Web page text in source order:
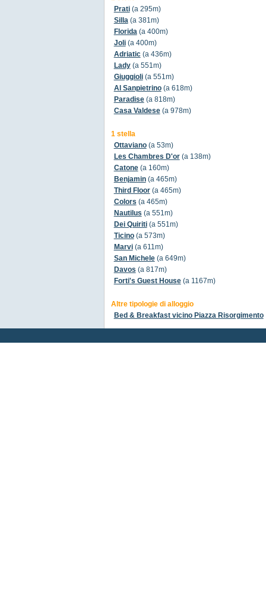
Prati(a 295m)
Silla(a 381m)
Florida(a 400m)
Joli(a 400m)
Adriatic(a 436m)
Lady(a 551m)
Giuggioli(a 551m)
Al Sanpietrino(a 618m)
Paradise(a 818m)
Casa Valdese(a 978m)
1 stella
Ottaviano(a 53m)
Les Chambres D'or(a 138m)
Catone(a 160m)
Benjamin(a 465m)
Third Floor(a 465m)
Colors (a 465m)
Nautilus (a 551m)
Dei Quiriti(a 551m)
Ticino(a 573m)
Marvi(a 611m)
San Michele(a 649m)
Davos (a 817m)
Forti's Guest House(a 1167m)
Altre tipologie di alloggio
Bed & Breakfast vicino Piazza Risorgimento